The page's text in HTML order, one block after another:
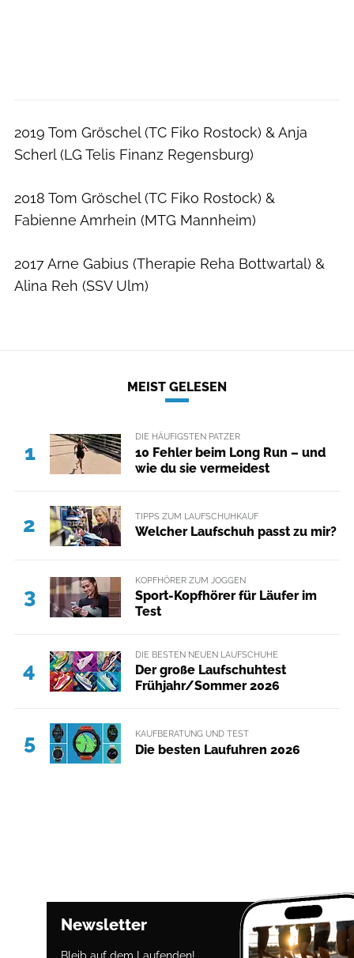
2019 Tom Gröschel (TC Fiko Rostock) & Anja
Scherl (LG Telis Finanz Regensburg)
2018 Tom Gröschel (TC Fiko Rostock) &
Fabienne Amrhein (MTG Mannheim)
2017 Arne Gabius (Therapie Reha Bottwartal) &
Alina Reh (SSV Ulm)
MEIST GELESEN
1
DIE HÄUFIGSTEN PATZER
10 Fehler beim Long Run – und
wie du sie vermeidest
2 TIPPS ZUM LAUFSCHUHKAUF
Welcher Laufschuh passt zu mir?
3
KOPFHÖRER ZUM JOGGEN
Sport-Kopfhörer für Läufer im
Test
4
DIE BESTEN NEUEN LAUFSCHUHE
Der große Laufschuhtest
Frühjahr/Sommer 2026
5 KAUFBERATUNG UND TEST
Die besten Laufuhren 2026
Newsletter